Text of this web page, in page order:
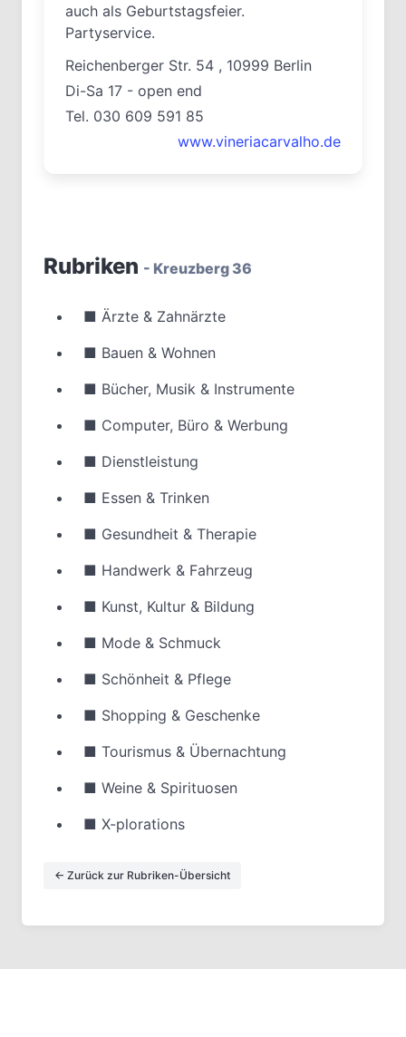
Rubriken - Kreuzberg 36
■ Ärzte & Zahnärzte
■ Bauen & Wohnen
■ Bücher, Musik & Instrumente
■ Computer, Büro & Werbung
■ Dienstleistung
■ Essen & Trinken
■ Gesundheit & Therapie
■ Handwerk & Fahrzeug
■ Kunst, Kultur & Bildung
■ Mode & Schmuck
■ Schönheit & Pflege
■ Shopping & Geschenke
■ Tourismus & Übernachtung
■ Weine & Spirituosen
■ X-plorations
← Zurück zur Rubriken-Übersicht
auch als Geburtstagsfeier.
Partyservice.
Reichenberger Str. 54 , 10999 Berlin
Di-Sa 17 - open end
Tel. 030 609 591 85
www.vineriacarvalho.de